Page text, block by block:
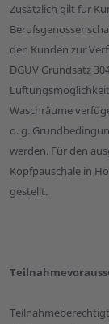
Zusätzlich gilt für
den Kunden zur
DGUV Grundsatz
Waschräume
o. g.
werden. Für den
Kopfpauschale in
gestellt.